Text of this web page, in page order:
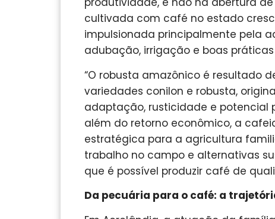
cultivada com café no estado
impulsionada principalmente pela
adubação, irrigação e boas
“O robusta amazônico é resultado
variedades conilon e robusta,
adaptação, rusticidade e potencial
além do retorno econômico, a
estratégica para a agricultura
trabalho no campo e alternativas
que é possível produzir café de
Da pecuária para o café: a